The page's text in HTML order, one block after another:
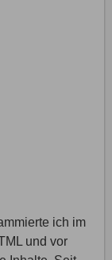
ich im
und vor